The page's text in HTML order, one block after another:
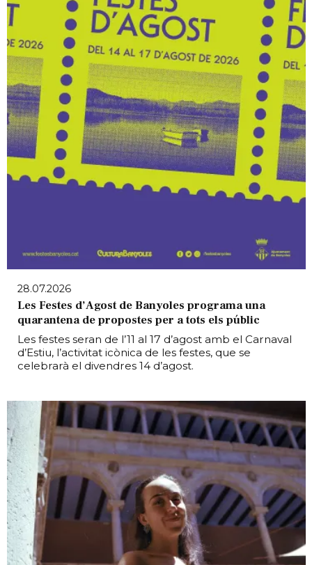
28.07.2026
Les Festes d’Agost de Banyoles programa una
quarantena de propostes per a tots els públic
Les festes seran de l’11 al 17 d’agost amb el Carnaval
d’Estiu, l’activitat icònica de les festes, que se
celebrarà el divendres 14 d’agost.